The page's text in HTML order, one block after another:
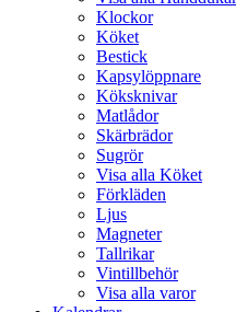
Klockor
Köket
Bestick
Kapsylöppnare
Köksknivar
Matlådor
Skärbrädor
Sugrör
Visa alla Köket
Förkläden
Ljus
Magneter
Tallrikar
Vintillbehör
Visa alla varor